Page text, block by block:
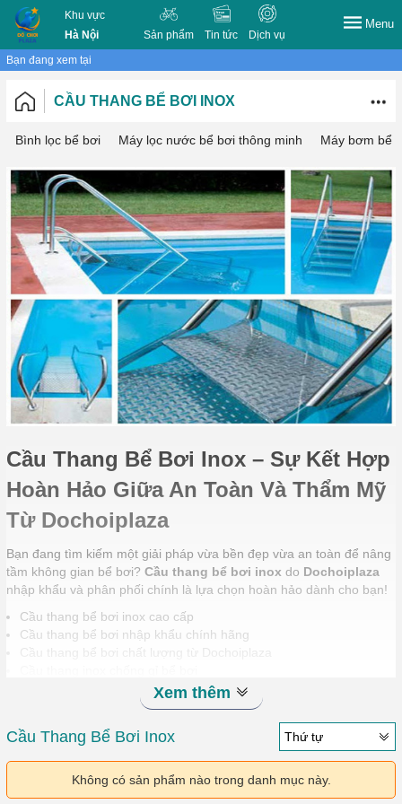
Khu vực
Hà Nội
Sản phẩm Tin tức Dịch vụ
Menu
Bạn đang xem tại
CẦU THANG BỂ BƠI INOX
Bình lọc bể bơi Máy lọc nước bể bơi thông minh Máy bơm bể
Cầu Thang Bể Bơi Inox – Sự Kết Hợp
Hoàn Hảo Giữa An Toàn Và Thẩm Mỹ
Từ Dochoiplaza
Bạn đang tìm kiếm một giải pháp vừa bền đẹp vừa an toàn để nâng
tầm không gian bể bơi? Cầu thang bể bơi inox do Dochoiplaza
nhập khẩu và phân phối chính là lựa chọn hoàn hảo dành cho bạn!
Cầu thang bể bơi inox cao cấp
Cầu thang bể bơi nhập khẩu chính hãng
Cầu thang bể bơi chất lượng từ Dochoiplaza
Thiết bị bể bơi inox bền đẹp
Cầu thang bể bơi gia đình
Cầu thang bể bơi an toàn tiện lợi
Giá cầu thang bể bơi inox tại Dochoiplaza
Mua cầu thang bể bơi inox chính hãng
Xem thêm
Cầu Thang Bể Bơi Inox Thứ tự
Không có sản phẩm nào trong danh mục này.